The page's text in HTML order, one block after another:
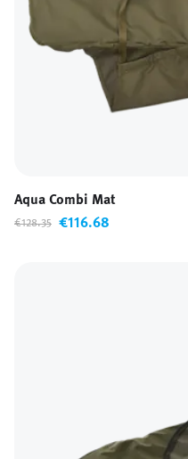
Aqua Combi Mat
€128.35 €116.68